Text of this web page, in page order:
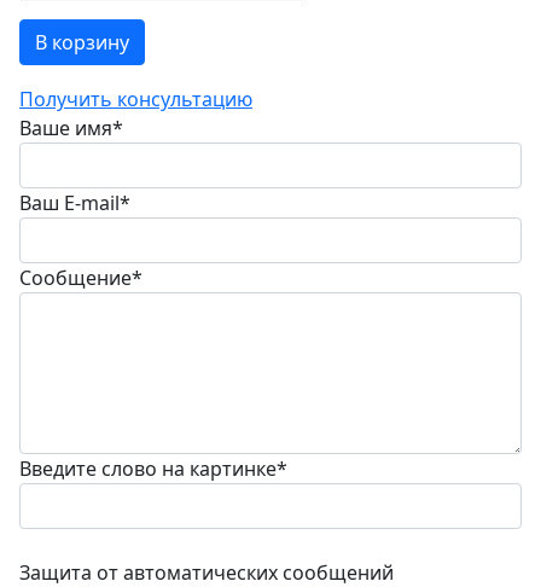
В корзину
Получить консультацию
Ваше имя*
Ваш E-mail*
Сообщение*
Введите слово на картинке*
Защита от автоматических сообщений